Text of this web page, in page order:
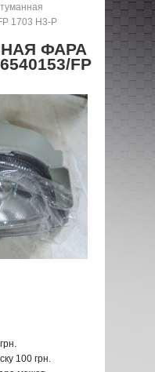
1703 H3-P
ФАРА
FP
100 грн.